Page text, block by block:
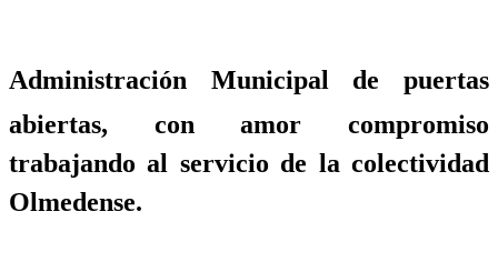
Administración Municipal de puertas
abiertas, con amor compromiso
trabajando al servicio de la colectividad
Olmedense.